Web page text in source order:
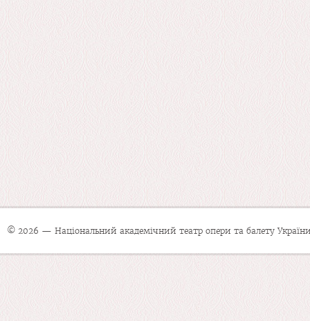
© 2026 — Національний академічний театр опери та балету